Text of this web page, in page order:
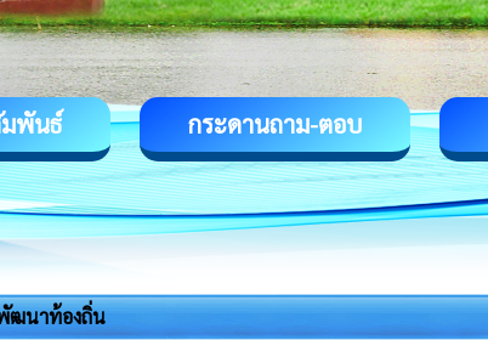
มพันธ์ กระดานถาม-ตอบ
ฒนาท้องถิ่น